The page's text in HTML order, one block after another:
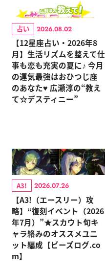
占い 2026.08.02
【12星座占い・2026年8
月】生活リズムを整えて仕
事も恋も充実の夏に♪ 今月
の運気最強はおひつじ座
のあなた♥ 広瀬淳の“教え
て☆デスティニー”
A3! 2026.07.26
【A3!（エースリー）攻
略】“復刻イベント（2026
年7月）”★スカウト旬キ
ャラ絡みのオススメユニ
ット編成【ビーズログ.co
m】